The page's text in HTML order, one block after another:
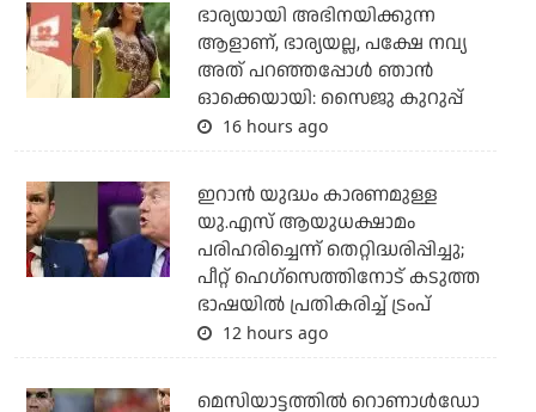
ഭാര്യയായി അഭിനയിക്കുന്ന
ആളാണ്, ഭാര്യയല്ല, പക്ഷേ നവ്യ
അത് പറഞ്ഞപ്പോള്‍ ഞാന്‍
ഓക്കെയായി: സൈജു കുറുപ്പ്
16 hours ago
ഇറാന്‍ യുദ്ധം കാരണമുള്ള
യു.എസ് ആയുധക്ഷാമം
പരിഹരിച്ചെന്ന് തെറ്റിദ്ധരിപ്പിച്ചു;
പീറ്റ് ഹെഗ്‌സെത്തിനോട് കടുത്ത
ഭാഷയില്‍ പ്രതികരിച്ച് ട്രംപ്
12 hours ago
മെസിയാട്ടത്തില്‍ റൊണാള്‍ഡോ